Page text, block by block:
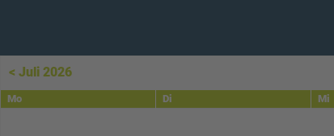
< Juli 2026
Mo Di Mi